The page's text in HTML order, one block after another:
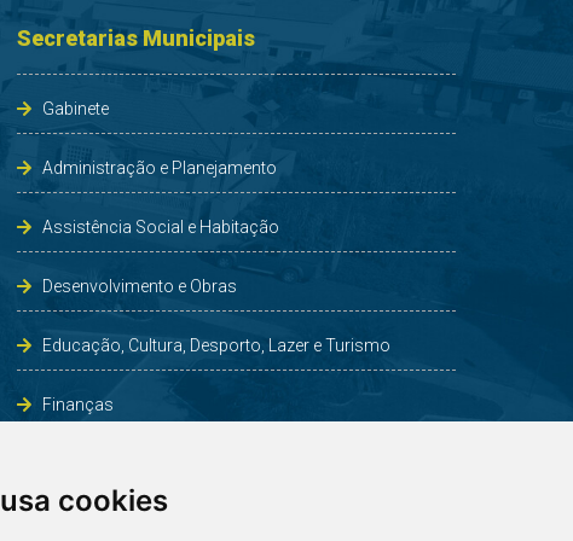
cookies
Secretarias Municipais
Gabinete
Administração e Planejamento
Assistência Social e Habitação
Desenvolvimento e Obras
Educação, Cultura, Desporto, Lazer e Turismo
Finanças